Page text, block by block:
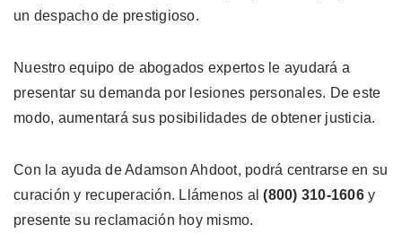
un despacho de prestigioso.
Nuestro equipo de abogados expertos le ayudará a
presentar su demanda por lesiones personales. De este
modo, aumentará sus posibilidades de obtener justicia.
Con la ayuda de Adamson Ahdoot, podrá centrarse en su
curación y recuperación. Llámenos al(800) 310-1606 y
presente su reclamación hoy mismo.